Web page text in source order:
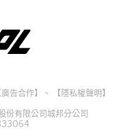
廣告合作】 、
【隱私權聲明】
份有限公司城邦分公司